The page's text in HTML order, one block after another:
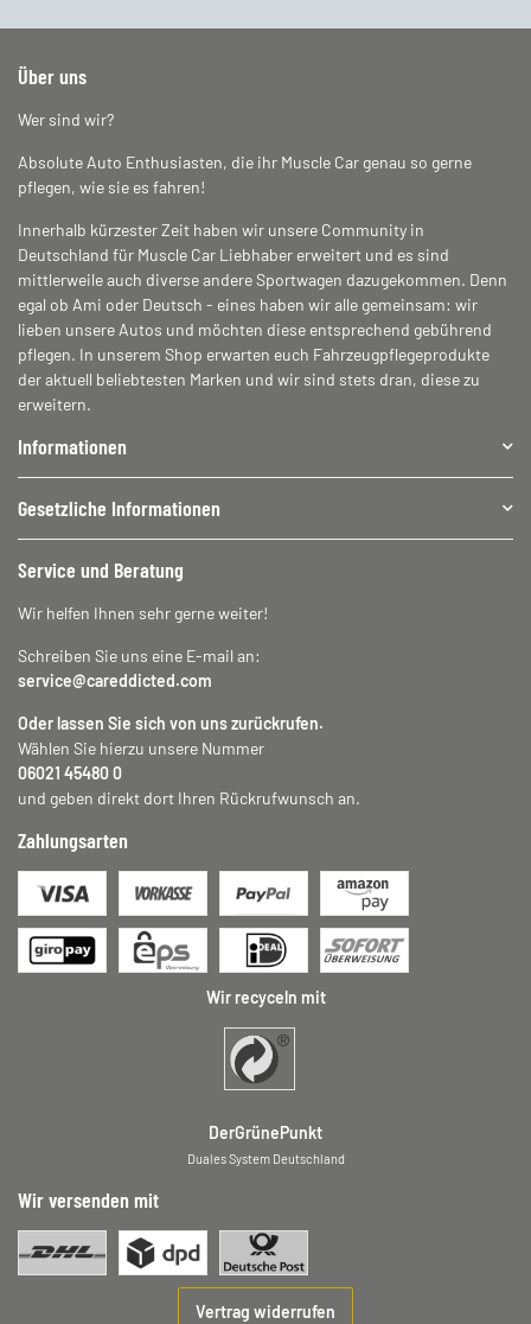
Über uns
Wer sind wir?
Absolute Auto Enthusiasten, die ihr Muscle Car genau so gerne
pflegen, wie sie es fahren!
Innerhalb kürzester Zeit haben wir unsere Community in
Deutschland für Muscle Car Liebhaber erweitert und es sind
mittlerweile auch diverse andere Sportwagen dazugekommen. Denn
egal ob Ami oder Deutsch - eines haben wir alle gemeinsam: wir
lieben unsere Autos und möchten diese entsprechend gebührend
pflegen. In unserem Shop erwarten euch Fahrzeugpflegeprodukte
der aktuell beliebtesten Marken und wir sind stets dran, diese zu
erweitern.
Informationen
Gesetzliche Informationen
Service und Beratung
Wir helfen Ihnen sehr gerne weiter!
Schreiben Sie uns eine E-mail an:
service@careddicted.com
Oder lassen Sie sich von uns zurückrufen.
Wählen Sie hierzu unsere Nummer
06021 45480 0
und geben direkt dort Ihren Rückrufwunsch an.
Zahlungsarten
Wir recyceln mit
DerGrünePunkt
Duales System Deutschland
Wir versenden mit
Vertrag widerrufen